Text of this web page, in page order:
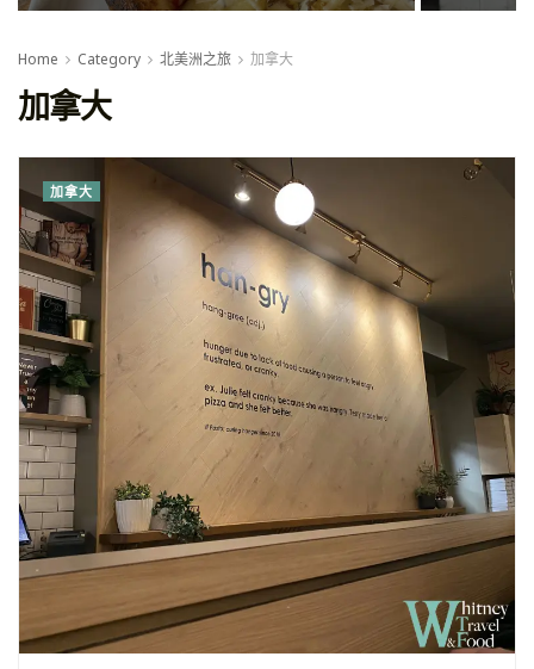
Home Category 北美洲之旅 加拿大
加拿大
加拿大